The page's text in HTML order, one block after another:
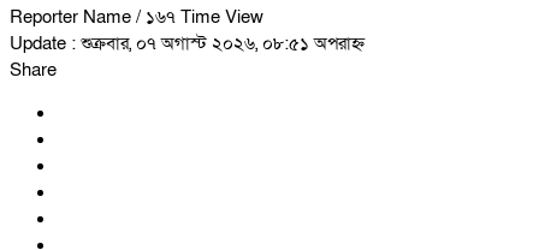
Reporter Name / ১৬৭ Time View
Update : শুক্রবার, ০৭ অগাস্ট ২০২৬, ০৮:৫১ অপরাহ্ন
Share